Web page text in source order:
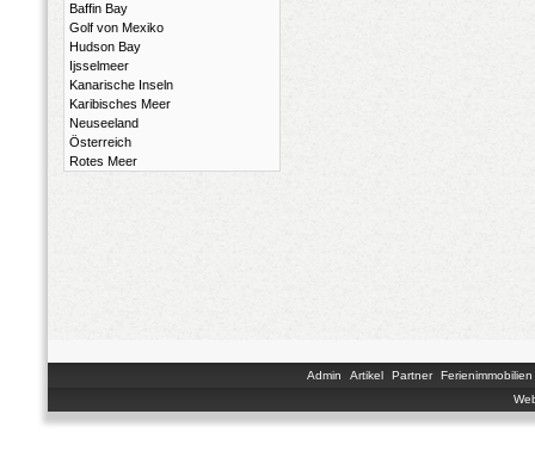
Baffin Bay
Golf von Mexiko
Hudson Bay
Ijsselmeer
Kanarische Inseln
Karibisches Meer
Neuseeland
Österreich
Rotes Meer
Admin Artikel Partner
Ferienimmobilien